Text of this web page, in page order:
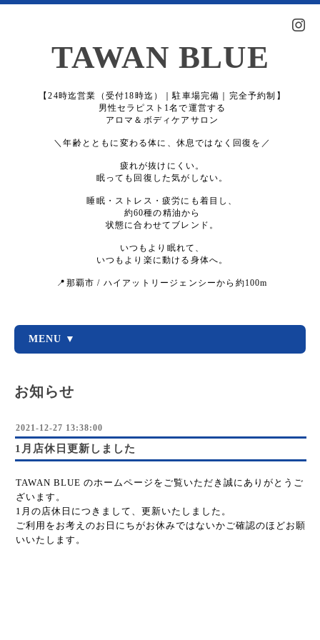
TAWAN BLUE
【24時迄営業（受付18時迄）｜駐車場完備｜完全予約制】
男性セラピスト1名で運営する
アロマ＆ボディケアサロン
＼年齢とともに変わる体に、休息ではなく回復を／
疲れが抜けにくい。
眠っても回復した気がしない。
睡眠・ストレス・疲労にも着目し、
約60種の精油から
状態に合わせてブレンド。
いつもより眠れて、
いつもより楽に動ける身体へ。
📍那覇市 / ハイアットリージェンシーから約100m
MENU ▼
お知らせ
2021-12-27 13:38:00
1月店休日更新しました
TAWAN BLUE のホームページをご覧いただき誠にありがとうご
ざいます。
1月の店休日につきまして、更新いたしました。
ご利用をお考えのお日にちがお休みではないかご確認のほどお願
いいたします。